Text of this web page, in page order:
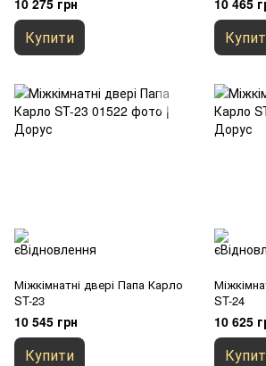
10 275 грн
Купити
10 465
Міжкімнатні двері Папа Карло
ST-23
10 545 грн
Купити
ST-24
10 625